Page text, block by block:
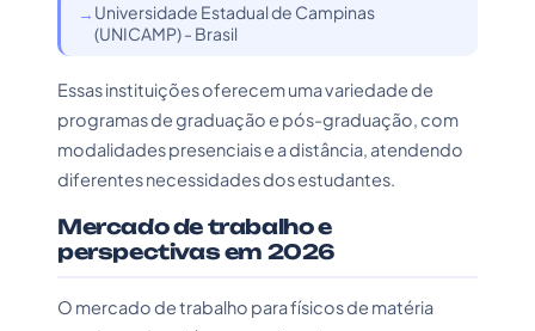
Universidade Estadual de Campinas
(UNICAMP) - Brasil
Essas instituições oferecem uma variedade de
programas de graduação e pós-graduação, com
modalidades presenciais e a distância, atendendo
diferentes necessidades dos estudantes.
Mercado de trabalho e
perspectivas em 2026
O mercado de trabalho para físicos de matéria